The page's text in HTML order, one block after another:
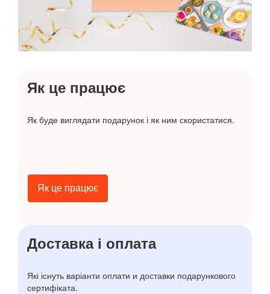
Як це працює
Як буде виглядати подарунок і як ним скористатися.
Як це працює
Доставка і оплата
Які існуть варіанти оплати и доставки подарункового
сертифіката.